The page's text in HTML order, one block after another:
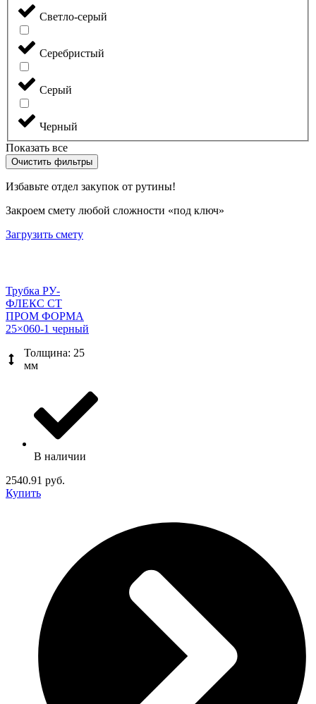
Светло-серый
Серебристый
Серый
Черный
Показать все
Очистить фильтры
Избавьте отдел закупок от рутины!
Закроем смету любой сложности «под ключ»
Загрузить смету
Трубка РУ-
ФЛЕКС СТ
ПРОМ ФОРМА
25×060-1 черный
Толщина: 25
мм
В наличии
2540.91 руб.
Купить